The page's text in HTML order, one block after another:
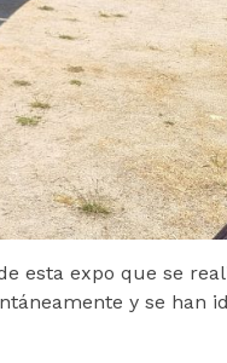
esta expo que se
y se han